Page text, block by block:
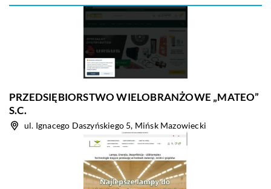
PRZEDSIĘBIORSTWO WIELOBRANŻOWE „MATEO”
S.C.
ul. Ignacego Daszyńskiego 5, Mińsk Mazowiecki